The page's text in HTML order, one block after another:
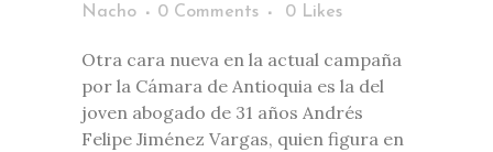
Nacho
0 Comments 0 Likes
Otra cara nueva en la actual campaña
por la Cámara de Antioquia es la del
joven abogado de 31 años Andrés
Felipe Jiménez Vargas, quien figura en